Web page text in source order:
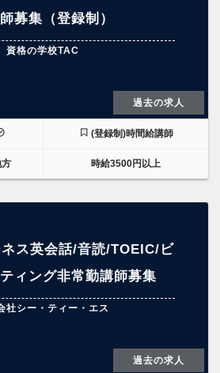
募集（登録制）
資格の学校TAC
過去の求人
(登録制)時間給講師
時給3500円以上
ス英会話/音読/TOEIC/ビ
ィング非常勤講師募集
社シー・ティー・エス
過去の求人